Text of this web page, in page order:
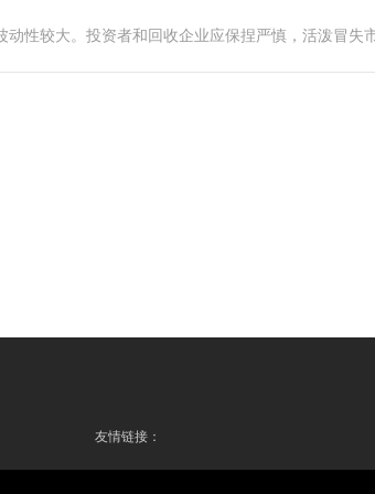
性较大。投资者和回收企业应保捏严慎，活泼冒失
友情链接：